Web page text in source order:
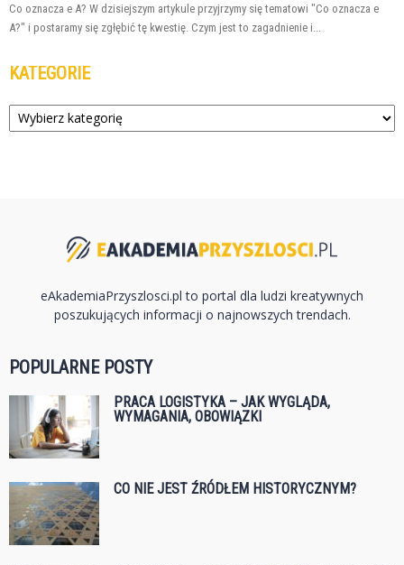
Co oznacza e A? W dzisiejszym artykule przyjrzymy się tematowi "Co oznacza e
A?" i postaramy się zgłębić tę kwestię. Czym jest to zagadnienie i...
KATEGORIE
Kategorie
eAkademiaPrzyszlosci.pl to portal dla ludzi kreatywnych
poszukujących informacji o najnowszych trendach.
POPULARNE POSTY
PRACA LOGISTYKA – JAK WYGLĄDA,
WYMAGANIA, OBOWIĄZKI
CO NIE JEST ŹRÓDŁEM HISTORYCZNYM?